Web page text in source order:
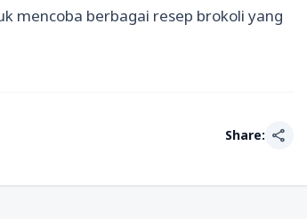
mencoba berbagai resep brokoli yang
Share: share